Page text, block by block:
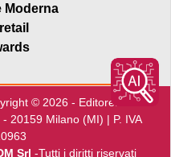
Moderna
© 2026 - Editore:Edra
20159 Milano (MI) | P. IVA
Srl -Tutti i diritti riservati